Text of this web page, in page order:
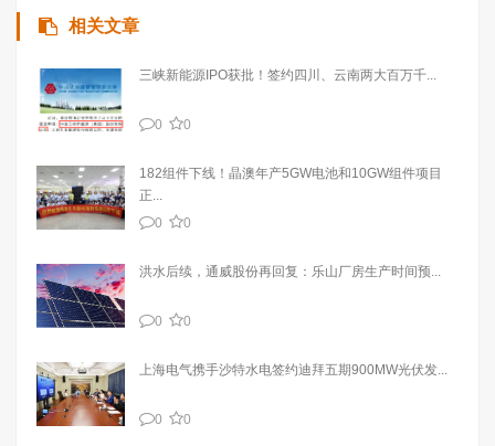
相关文章
三峡新能源IPO获批！签约四川、云南两大百万千...
0 0
182组件下线！晶澳年产5GW电池和10GW组件项目
正...
0
0
洪水后续，通威股份再回复：乐山厂房生产时间预...
0 0
上海电气携手沙特水电签约迪拜五期900MW光伏发...
0 0